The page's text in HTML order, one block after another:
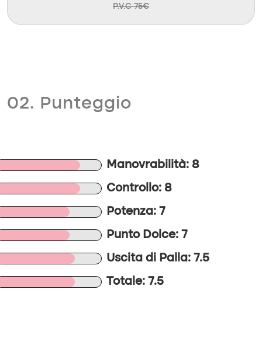
P.V.C 75€
02. Punteggio
Manovrabilità: 8
Controllo: 8
Potenza: 7
Punto Dolce: 7
Uscita di Palla: 7.5
Totale: 7.5